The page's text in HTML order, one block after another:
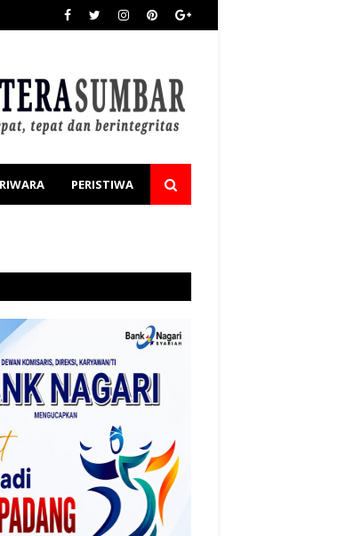
PERISTIWA